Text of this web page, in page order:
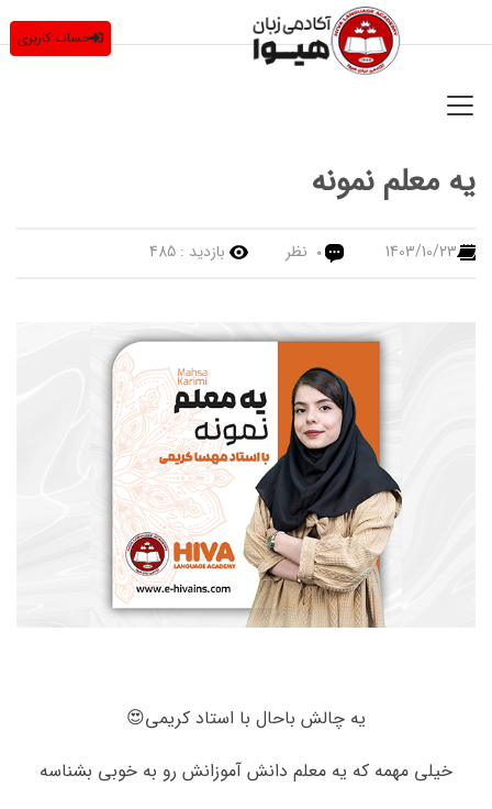
حساب کاربری
یه معلم نمونه
1403/10/23
0 نظر بازدید :485
یه چالش باحال با استاد کریمی😍
خیلی مهمه که یه معلم دانش آموزانش رو به خوبی بشناسه